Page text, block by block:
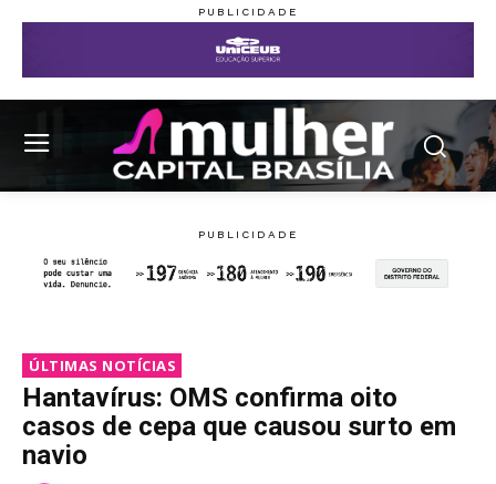
ÚLTIMAS NOTÍCIAS
Hantavírus: OMS confirma oito
casos de cepa que causou surto em
navio